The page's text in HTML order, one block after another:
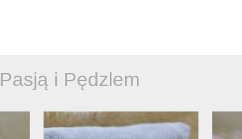
Pasją i Pędzlem